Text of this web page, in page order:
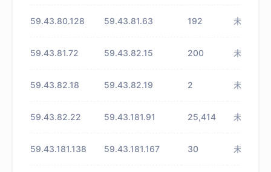
59.43.80.128 59.43.81.63 192 未知
59.43.81.72 59.43.82.15 200 未知
59.43.82.18 59.43.82.19 2 未知
59.43.82.22 59.43.181.91 25,414 未知
59.43.181.138 59.43.181.167 30 未知